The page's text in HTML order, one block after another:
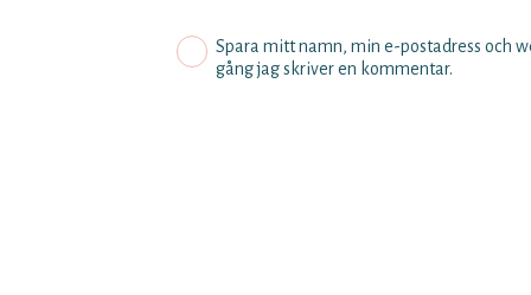
Spara mitt namn, min e-postadress och
gång jag skriver en kommentar.